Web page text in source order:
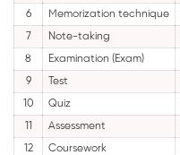
6
Memorization technique
7
Note-taking
8
Examination (Exam)
9
Test
10
Quiz
11
Assessment
12
Coursework